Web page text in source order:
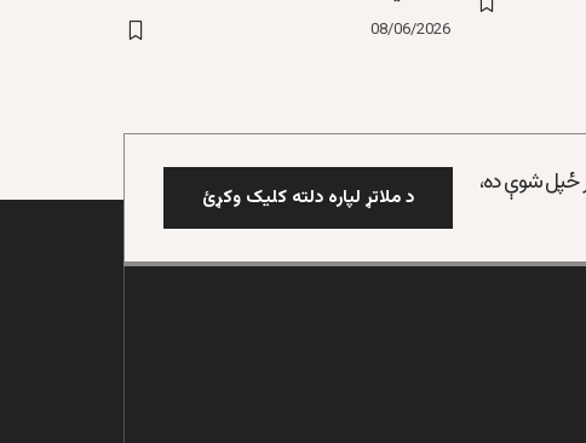
08/06/2026
ځپل شوې ده،
د ملاتړ لپاره دلته کلیک وکړئ